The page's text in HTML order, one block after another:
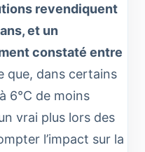
revendiquent
et un
constaté entre
que, dans certains
6°C de moins
vrai plus lors des
l’impact sur la